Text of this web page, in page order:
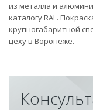
из металла и
каталогу RAL.
крупногабаритной
цеху в Воронеже.